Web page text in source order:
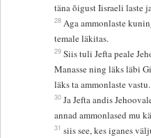
täna õigust Iisraeli laste
28 Aga ammonlaste
temale läkitas.
29 Siis tuli Jefta peale
Manasse ning läks läbi
läks ta ammonlaste vastu.
30 Ja Jefta andis
annad ammonlased mu
31 siis see, kes iganes